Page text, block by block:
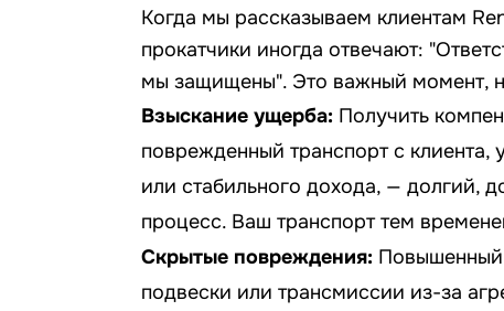
Когда мы рассказываем клиентам
прокатчики иногда отвечают:
мы защищены". Это важный момент,
Взыскание ущерба: Получить
поврежденный транспорт с
или стабильного дохода, — долгий,
процесс. Ваш транспорт тем
Скрытые повреждения:
подвески или трансмиссии из-за